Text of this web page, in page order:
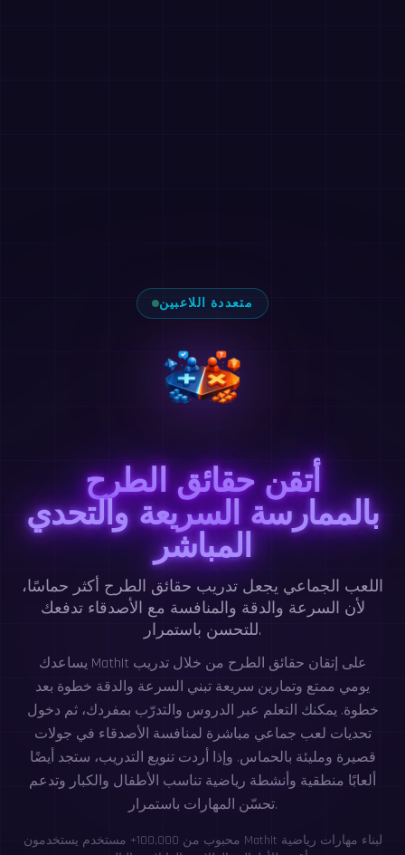
متعددة اللاعبين
أتقن حقائق الطرح
بالممارسة السريعة والتحدي
المباشر
اللعب الجماعي يجعل تدريب حقائق الطرح أكثر حماسًا،
لأن السرعة والدقة والمنافسة مع الأصدقاء تدفعك
للتحسن باستمرار.
يساعدك MathIt على إتقان حقائق الطرح من خلال تدريب
يومي ممتع وتمارين سريعة تبني السرعة والدقة خطوة بعد
خطوة. يمكنك التعلم عبر الدروس والتدرّب بمفردك، ثم دخول
تحديات لعب جماعي مباشرة لمنافسة الأصدقاء في جولات
قصيرة ومليئة بالحماس. وإذا أردت تنويع التدريب، ستجد أيضًا
ألعابًا منطقية وأنشطة رياضية تناسب الأطفال والكبار وتدعم
تحسّن المهارات باستمرار.
محبوب من 100,000+ مستخدم يستخدمون MathIt لبناء مهارات رياضية